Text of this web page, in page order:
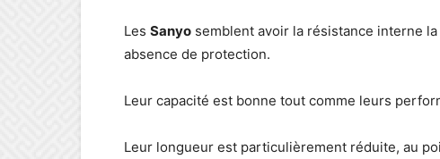
Les Sanyo semblent avoir la résistance interne
absence de protection.
Leur capacité est bonne tout comme leurs
Leur longueur est particulièrement réduite, au